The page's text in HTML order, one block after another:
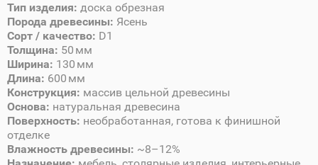
Тип изделия: доска обрезная
Порода древесины: Ясень
Сорт / качество: D1
Толщина: 50 мм
Ширина: 130 мм
Длина: 600 мм
Конструкция: массив цельной древесины
Основа: натуральная древесина
Поверхность: необработанная, готова к финишной
отделке
Влажность древесины: ~8–12%